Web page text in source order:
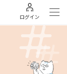
ログイン